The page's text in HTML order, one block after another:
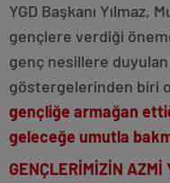
YGD Başkanı Yılmaz,
gençlere verdiği
genç nesillere
göstergelerinden biri
gençliğe armağan
geleceğe umutla
GENÇLERİMİZİN